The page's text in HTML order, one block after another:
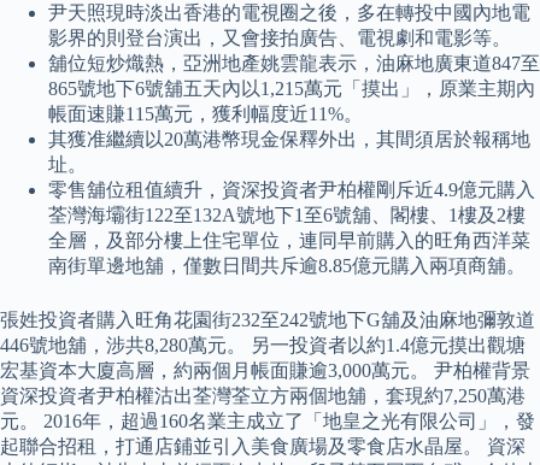
尹天照現時淡出香港的電視圈之後，多在轉投中國內地電
影界的則登台演出，又會接拍廣告、電視劇和電影等。
舖位短炒熾熱，亞洲地產姚雲龍表示，油麻地廣東道847至
865號地下6號舖五天內以1,215萬元「摸出」，原業主期內
帳面速賺115萬元，獲利幅度近11%。
其獲准繼續以20萬港幣現金保釋外出，其間須居於報稱地
址。
零售舖位租值續升，資深投資者尹柏權剛斥近4.9億元購入
荃灣海壩街122至132A號地下1至6號舖、閣樓、1樓及2樓
全層，及部分樓上住宅單位，連同早前購入的旺角西洋菜
南街單邊地舖，僅數日間共斥逾8.85億元購入兩項商舖。
張姓投資者購入旺角花園街232至242號地下G舖及油麻地彌敦道
446號地舖，涉共8,280萬元。 另一投資者以約1.4億元摸出觀塘
宏基資本大廈高層，約兩個月帳面賺逾3,000萬元。 尹柏權背景
資深投資者尹柏權沽出荃灣荃立方兩個地舖，套現約7,250萬港
元。 2016年，超過160名業主成立了「地皇之光有限公司」，發
起聯合招租，打通店鋪並引入美食廣場及零食店水晶屋。 資深